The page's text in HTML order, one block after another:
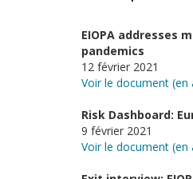
EIOPA addresses
pandemics
12 février 2021
Voir le document (en
Risk Dashboard:
9 février 2021
Voir le document (en